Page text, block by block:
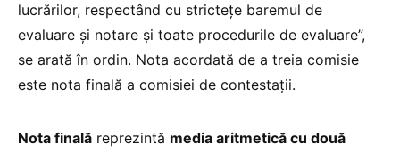
lucrărilor, respectând cu strictețe baremul de
evaluare și notare și toate procedurile de evaluare”,
se arată în ordin. Nota acordată de a treia comisie
este nota finală a comisiei de contestații.
Nota finală reprezintă media aritmetică cu două